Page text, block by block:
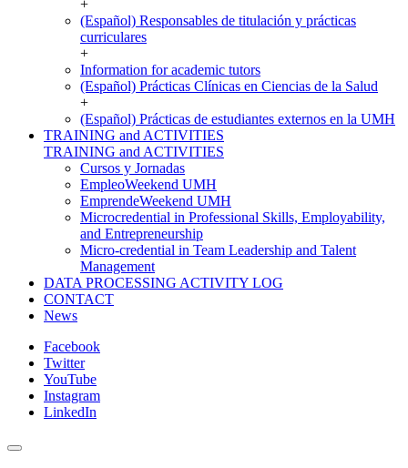
+
(Español) Responsables de titulación y prácticas
curriculares
+
Information for academic tutors
(Español) Prácticas Clínicas en Ciencias de la Salud
+
(Español) Prácticas de estudiantes externos en la UMH
TRAINING and ACTIVITIES
TRAINING and ACTIVITIES
Cursos y Jornadas
EmpleoWeekend UMH
EmprendeWeekend UMH
Microcredential in Professional Skills, Employability,
and Entrepreneurship
Micro-credential in Team Leadership and Talent
Management
DATA PROCESSING ACTIVITY LOG
CONTACT
News
Facebook
Twitter
YouTube
Instagram
LinkedIn